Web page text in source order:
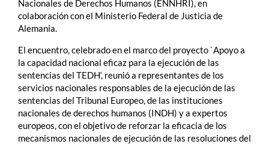
Nacionales de Derechos Humanos (ENNHRI), en
colaboración con el Ministerio Federal de Justicia de
Alemania.
El encuentro, celebrado en el marco del proyecto `Apoyo a
la capacidad nacional eficaz para la ejecución de las
sentencias del TEDH‘, reunió a representantes de los
servicios nacionales responsables de la ejecución de las
sentencias del Tribunal Europeo, de las instituciones
nacionales de derechos humanos (INDH) y a expertos
europeos, con el objetivo de reforzar la eficacia de los
mecanismos nacionales de ejecución de las resoluciones del